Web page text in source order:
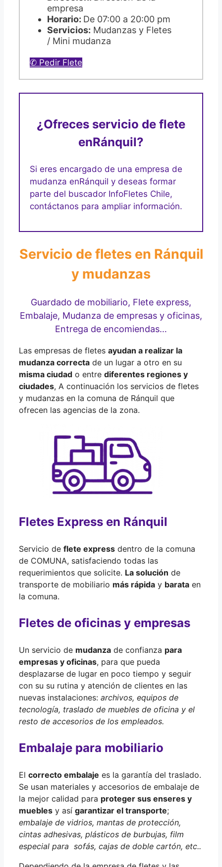
empresa
Horario: De 07:00 a 20:00 pm
Servicios: Mudanzas y Fletes
/ Mini mudanza
✆ Pedir Flete
¿Ofreces servicio de flete
enRánquil?
Si eres encargado de una empresa de
mudanza enRánquil y deseas formar
parte del buscador InfoFletes Chile,
contáctanos para ampliar información.
Servicio de fletes en Ránquil
y mudanzas
Guardado de mobiliario, Flete express,
Embalaje, Mudanza de empresas y oficinas,
Entrega de encomiendas…
Las empresas de fletes ayudan a realizar la
mudanza correcta de un lugar a otro en su
misma ciudad o entre diferentes regiones y
ciudades, A continuación los servicios de fletes
y mudanzas en la comuna de Ránquil que
ofrecen las agencias de la zona.
Fletes Express en Ránquil
Servicio de flete express dentro de la comuna
de COMUNA, satisfaciendo todas las
requerimientos que solicite. La solución de
transporte de mobiliario más rápida y barata en
la comuna.
Fletes de oficinas y empresas
Un servicio de mudanza de confianza para
empresas y oficinas, para que pueda
desplazarse de lugar en poco tiempo y seguir
con su su rutina y atención de clientes en las
nuevas instalaciones: archivos, equipos de
tecnología, traslado de muebles de oficina y el
resto de accesorios de los empleados.
Embalaje para mobiliario
El correcto embalaje es la garantía del traslado.
Se usan materiales y accesorios de embalaje de
la mejor calidad para proteger sus enseres y
muebles y así garantizar el transporte;
embalaje de vidrios, mantas de protección,
cintas adhesivas, plásticos de burbujas, film
especial para sofás, cajas de doble cartón, etc..